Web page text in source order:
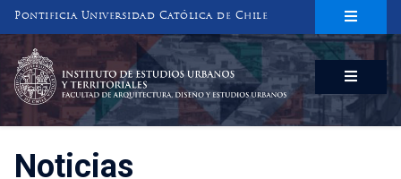
Pontificia Universidad Católica de Chile
INSTITUTO DE ESTUDIOS URBANOS
Y TERRITORIALES
FACULTAD DE ARQUITECTURA, DISEÑO Y ESTUDIOS URBANOS
Noticias